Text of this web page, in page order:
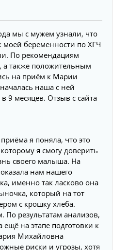
мы с мужем узнали, что
моей беременности по ХГЧ
По рекомендациям
а также положительным
на приём к Марии
наша с ней
9 месяцев. Отзыв с сайта
я поняла, что это
я смогу доверить
своего малыша. На
нам нашего
именно так ласково она
который на тот
с крошку хлеба.
По результатам анализов,
ещё на этапе подготовки к
Михайловна
риски и угрозы, хотя